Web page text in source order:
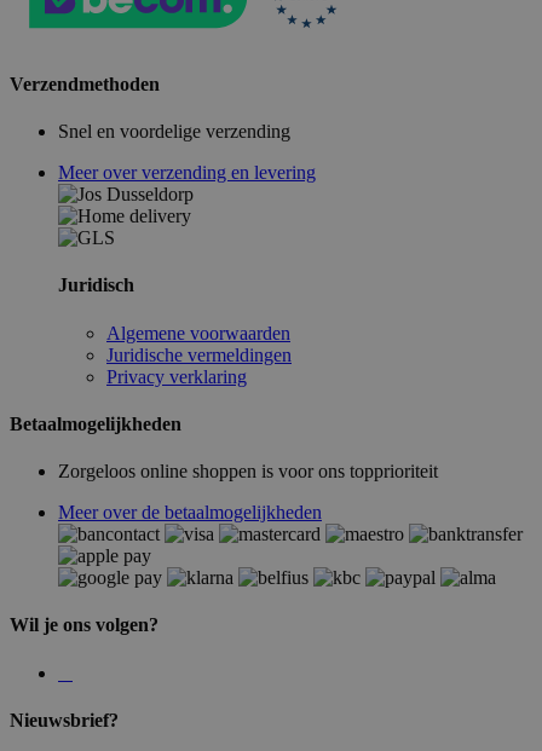
Verzendmethoden
Snel en voordelige verzending
Meer over verzending en levering
Juridisch
Algemene voorwaarden
Juridische vermeldingen
Privacy verklaring
Betaalmogelijkheden
Zorgeloos online shoppen is voor ons topprioriteit
Meer over de betaalmogelijkheden
Wil je ons volgen?
Nieuwsbrief?